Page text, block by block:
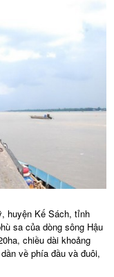
huyện Kế Sách, tỉnh
sa của dòng sông Hậu
chiều dài khoảng
về phía đầu và đuôi,